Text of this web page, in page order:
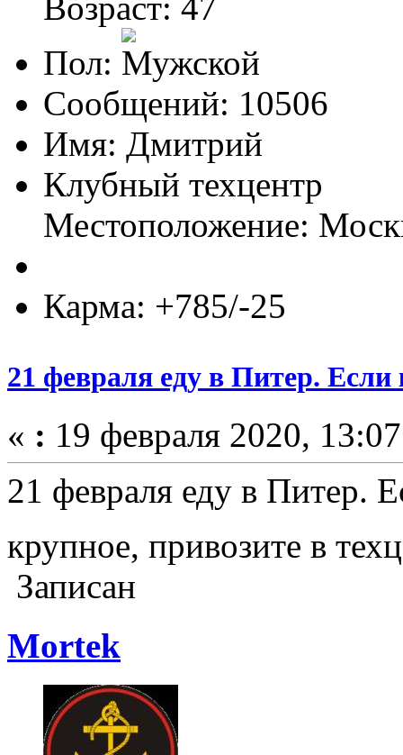
Возраст: 47
Пол:
Сообщений: 10506
Имя: Дмитрий
Клубный техцентр
Местоположение:
Карма: +785/-25
21 февраля еду в Питер. Если
« : 19 февраля 2020,
21 февраля еду в Питер.
крупное, привозите в
Записан
Mortek